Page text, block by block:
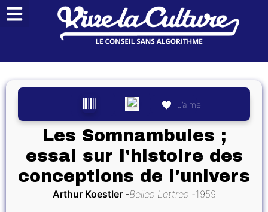
J’aime
Les Somnambules ;
essai sur l'histoire des
conceptions de l'univers
Arthur Koestler Belles Lettres 1959